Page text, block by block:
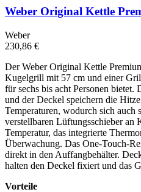
Weber Original Kettle
Weber
230,86 €
Der Weber Original Kettle
Kugelgrill mit 57 cm und einer
für sechs bis acht Personen bietet.
und der Deckel speichern die
Temperaturen, wodurch sich auch
verstellbaren Lüftungsschieber an
Temperatur, das integrierte
Überwachung. Das One-Touch-
direkt in den Auffangbehälter.
halten den Deckel fixiert und das
Vorteile